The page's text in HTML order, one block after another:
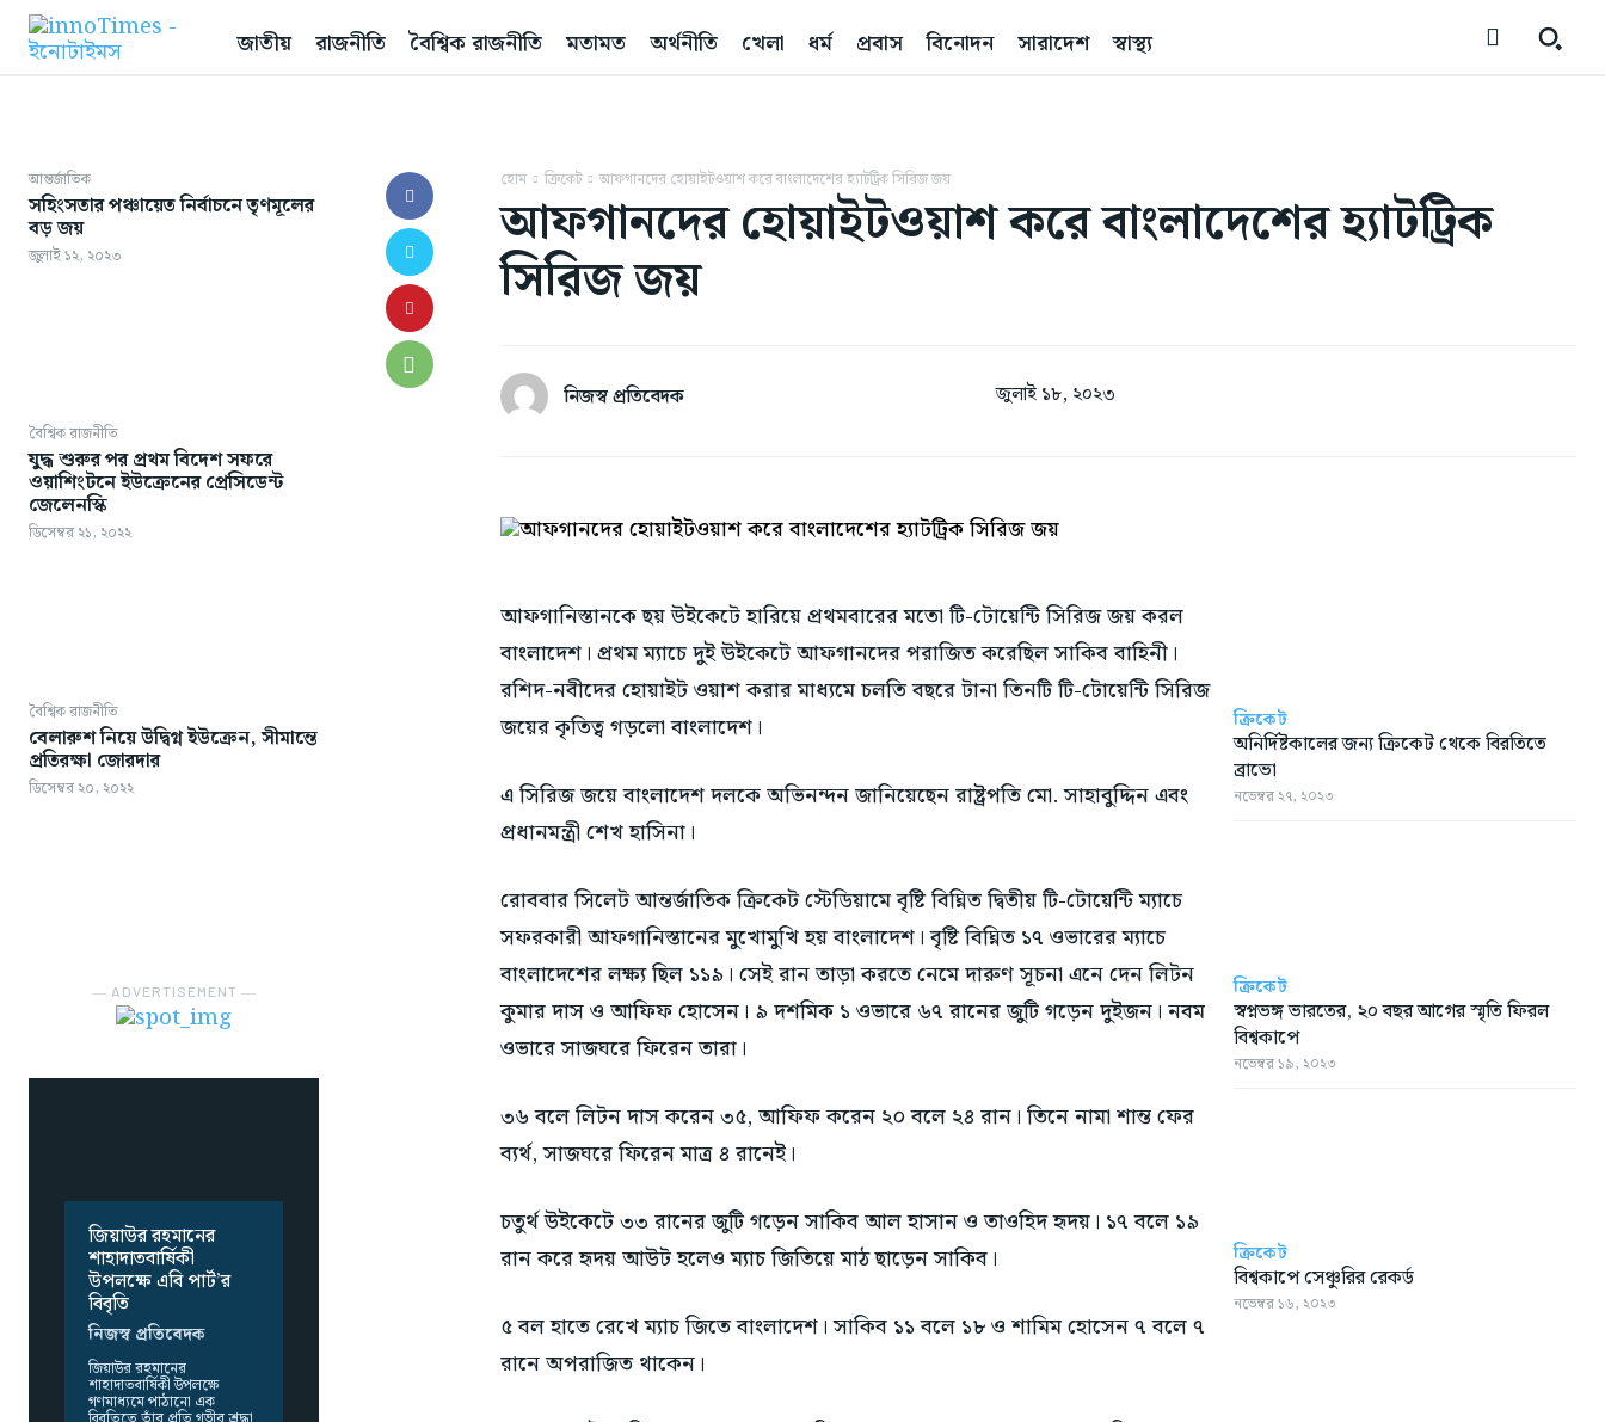
জাতীয় রাজনীতি বৈশ্বিক রাজনীতি মতামত অর্থনীতি খেলা ধর্ম প্রবাস বিনোদন সারাদেশ স্বাস্থ্য
আন্তর্জাতিক
সহিংসতার পঞ্চায়েত নির্বাচনে তৃণমূলের
বড় জয়
জুলাই ১২, ২০২৩
বৈশ্বিক রাজনীতি
যুদ্ধ শুরুর পর প্রথম বিদেশ সফরে
ওয়াশিংটনে ইউক্রেনের প্রেসিডেন্ট
জেলেনস্কি
ডিসেম্বর ২১, ২০২২
বৈশ্বিক রাজনীতি
বেলারুশ নিয়ে উদ্বিগ্ন ইউক্রেন, সীমান্তে
প্রতিরক্ষা জোরদার
ডিসেম্বর ২০, ২০২২
― ADVERTISEMENT ―
জিয়াউর রহমানের
শাহাদাতবার্ষিকী
উপলক্ষে এবি পার্ট’র
বিবৃতি
নিজস্ব প্রতিবেদক
জিয়াউর রহমানের
শাহাদাতবার্ষিকী উপলক্ষে
গণমাধ্যমে পাঠানো এক
হোম ক্রিকেট আফগানদের হোয়াইটওয়াশ করে বাংলাদেশের হ্যাটট্রিক সিরিজ জয়
আফগানদের হোয়াইটওয়াশ করে বাংলাদেশের হ্যাটট্রিক
সিরিজ জয়
নিজস্ব প্রতিবেদক জুলাই ১৮, ২০২৩
আফগানিস্তানকে ছয় উইকেটে হারিয়ে প্রথমবারের মতো টি-টোয়েন্টি সিরিজ জয় করল
বাংলাদেশ। প্রথম ম্যাচে দুই উইকেটে আফগানদের পরাজিত করেছিল সাকিব বাহিনী।
রশিদ-নবীদের হোয়াইট ওয়াশ করার মাধ্যমে চলতি বছরে টানা তিনটি টি-টোয়েন্টি সিরিজ
জয়ের কৃতিত্ব গড়লো বাংলাদেশ।
এ সিরিজ জয়ে বাংলাদেশ দলকে অভিনন্দন জানিয়েছেন রাষ্ট্রপতি মো. সাহাবুদ্দিন এবং
প্রধানমন্ত্রী শেখ হাসিনা।
রোববার সিলেট আন্তর্জাতিক ক্রিকেট স্টেডিয়ামে বৃষ্টি বিঘ্নিত দ্বিতীয় টি-টোয়েন্টি ম্যাচে
সফরকারী আফগানিস্তানের মুখোমুখি হয় বাংলাদেশ। বৃষ্টি বিঘ্নিত ১৭ ওভারের ম্যাচে
বাংলাদেশের লক্ষ্য ছিল ১১৯। সেই রান তাড়া করতে নেমে দারুণ সূচনা এনে দেন লিটন
কুমার দাস ও আফিফ হোসেন। ৯ দশমিক ১ ওভারে ৬৭ রানের জুটি গড়েন দুইজন। নবম
ওভারে সাজঘরে ফিরেন তারা।
৩৬ বলে লিটন দাস করেন ৩৫, আফিফ করেন ২০ বলে ২৪ রান। তিনে নামা শান্ত ফের
ব্যর্থ, সাজঘরে ফিরেন মাত্র ৪ রানেই।
চতুর্থ উইকেটে ৩৩ রানের জুটি গড়েন সাকিব আল হাসান ও তাওহিদ হৃদয়। ১৭ বলে ১৯
রান করে হৃদয় আউট হলেও ম্যাচ জিতিয়ে মাঠ ছাড়েন সাকিব।
৫ বল হাতে রেখে ম্যাচ জিতে বাংলাদেশ। সাকিব ১১ বলে ১৮ ও শামিম হোসেন ৭ বলে ৭
রানে অপরাজিত থাকেন।
ক্রিকেট
অনির্দিষ্টকালের জন্য ক্রিকেট থেকে বিরতিতে
ব্রাভো
নভেম্বর ২৭, ২০২৩
ক্রিকেট
স্বপ্নভঙ্গ ভারতের, ২০ বছর আগের স্মৃতি ফিরল
বিশ্বকাপে
নভেম্বর ১৯, ২০২৩
ক্রিকেট
বিশ্বকাপে সেঞ্চুরির রেকর্ড
নভেম্বর ১৬, ২০২৩